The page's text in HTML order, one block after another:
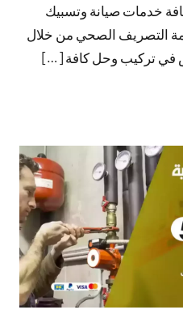
تعليقات
خدمات صيانة وتسبيك
التصريف الصحي من خلال
في تركيب وحل كافة […]